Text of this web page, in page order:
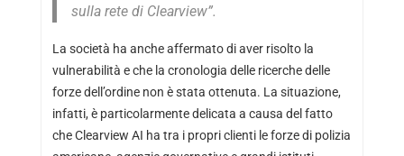
sulla rete di Clearview”.
La società ha anche affermato di aver risolto la
vulnerabilità e che la cronologia delle ricerche delle
forze dell’ordine non è stata ottenuta. La situazione,
infatti, è particolarmente delicata a causa del fatto
che Clearview AI ha tra i propri clienti le forze di polizia